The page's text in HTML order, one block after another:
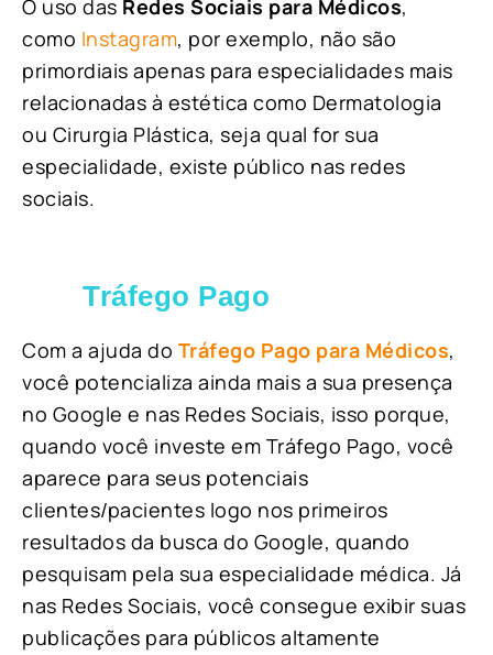
O uso das Redes Sociais para Médicos,
como Instagram, por exemplo, não são
primordiais apenas para especialidades mais
relacionadas à estética como Dermatologia
ou Cirurgia Plástica, seja qual for sua
especialidade, existe público nas redes
sociais.
Tráfego Pago
Com a ajuda do Tráfego Pago para Médicos,
você potencializa ainda mais a sua presença
no Google e nas Redes Sociais, isso porque,
quando você investe em Tráfego Pago, você
aparece para seus potenciais
clientes/pacientes logo nos primeiros
resultados da busca do Google, quando
pesquisam pela sua especialidade médica. Já
nas Redes Sociais, você consegue exibir suas
publicações para públicos altamente